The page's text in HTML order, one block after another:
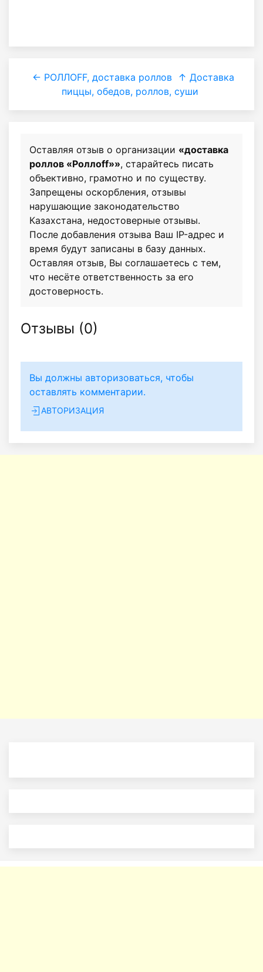
← РОЛЛОFF, доставка роллов
↑ Доставка
пиццы, обедов, роллов, суши
Оставляя отзыв о организации «доставка
роллов «Роллоff»», старайтесь писать
объективно, грамотно и по существу.
Запрещены оскорбления, отзывы
нарушающие законодательство
Казахстана, недостоверные отзывы.
После добавления отзыва Ваш IP-адрес и
время будут записаны в базу данных.
Оставляя отзыв, Вы соглашаетесь с тем,
что несёте ответственность за его
достоверность.
Отзывы (0)
Вы должны авторизоваться, чтобы
оставлять комментарии.
АВТОРИЗАЦИЯ